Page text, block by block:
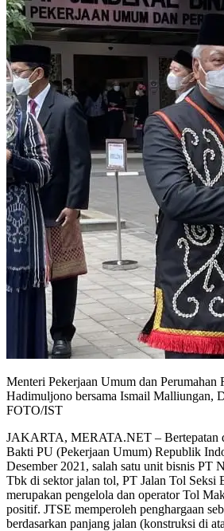
Menteri Pekerjaan Umum dan Perumahan
Hadimuljono bersama Ismail Malliungan,
FOTO/IST
JAKARTA, MERATA.NET – Bertepatan
Bakti PU (Pekerjaan Umum) Republik
Desember 2021, salah satu unit bisnis PT
Tbk di sektor jalan tol, PT Jalan Tol Seksi
merupakan pengelola dan operator Tol
positif. JTSE memperoleh penghargaan
berdasarkan panjang jalan (konstruksi di